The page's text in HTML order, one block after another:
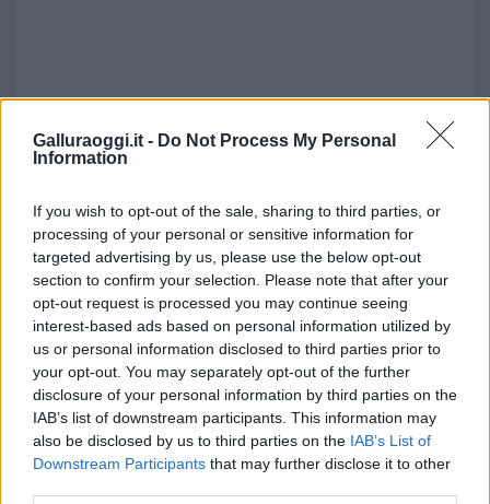
Galluraoggi.it - Do Not Process My Personal
Information
If you wish to opt-out of the sale, sharing to third parties, or
processing of your personal or sensitive information for
targeted advertising by us, please use the below opt-out
section to confirm your selection. Please note that after your
opt-out request is processed you may continue seeing
interest-based ads based on personal information utilized by
us or personal information disclosed to third parties prior to
your opt-out. You may separately opt-out of the further
disclosure of your personal information by third parties on the
IAB’s list of downstream participants. This information may
also be disclosed by us to third parties on the IAB’s List of
Downstream Participants that may further disclose it to other